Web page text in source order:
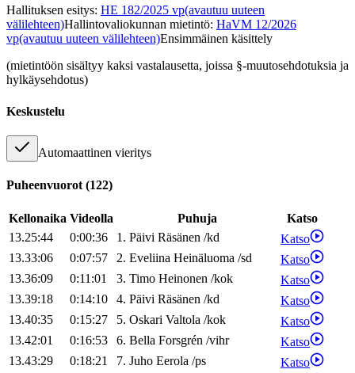
Hallituksen esitys: HE 182/2025 vp(avautuu uuteen
välilehteen)Hallintovaliokunnan mietintö: HaVM 12/2026
vp(avautuu uuteen välilehteen)Ensimmäinen käsittely
(mietintöön sisältyy kaksi vastalausetta, joissa §-muutosehdotuksia ja
hylkäysehdotus)
Keskustelu
Automaattinen vieritys
Puheenvuorot (122)
Kellonaika Videolla Puhuja
Katso
13.25:44
0:00:36 1. Päivi Räsänen /kd
Katso
13.33:06
0:07:57 2. Eveliina Heinäluoma /sd
Katso
13.36:09
0:11:01 3. Timo Heinonen /kok
Katso
13.39:18
0:14:10 4. Päivi Räsänen /kd
Katso
13.40:35
0:15:27 5. Oskari Valtola /kok
Katso
13.42:01
0:16:53 6. Bella Forsgrén /vihr
Katso
13.43:29
0:18:21 7. Juho Eerola /ps
Katso